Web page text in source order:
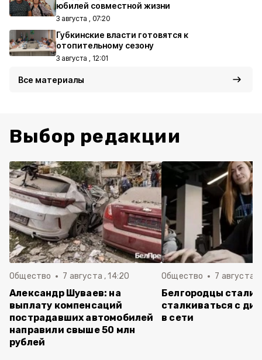
юбилей совместной жизни
3 августа , 07:20
Губкинские власти готовятся к
отопительному сезону
3 августа , 12:01
Все материалы
Выбор редакции
Общество 7 августа , 14:20
Александр Шуваев: на
выплату компенсаций
пострадавших автомобилей
направили свыше 50 млн
рублей
Общество 7 августа ,
Белгородцы стали
сталкиваться с
в сети